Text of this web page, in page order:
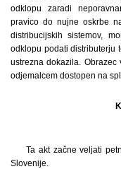
odklopu zaradi
pravico do nujne oskrbe
distribucijskih sistemov,
odklopu podati distributerju
ustrezna dokazila.
odjemalcem dostopen na
Ta akt začne veljati
Slovenije.